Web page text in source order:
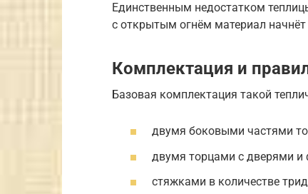
Единственным недостатком
с открытым огнём материал начнёт
Комплектация и
Базовая комплектация такой
двумя боковыми частями
двумя торцами с дверями и
стяжками в количестве